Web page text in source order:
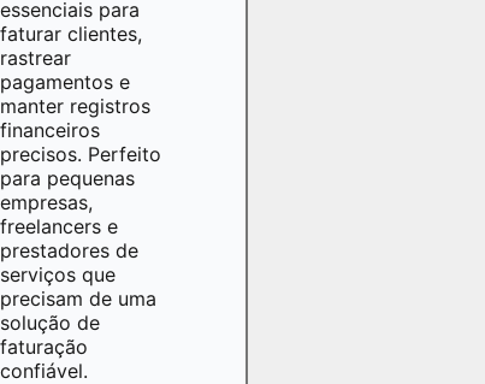
essenciais para
faturar clientes,
rastrear
pagamentos e
manter registros
financeiros
precisos. Perfeito
para pequenas
empresas,
freelancers e
prestadores de
serviços que
precisam de uma
solução de
faturação
confiável.